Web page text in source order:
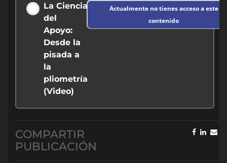
La Ciencia
del
Apoyo:
Desde la
pisada a
la
pliometría
(Video)
Actualmente no tienes acceso a este
contenido
COMPARTIR
PUBLICACIÓN